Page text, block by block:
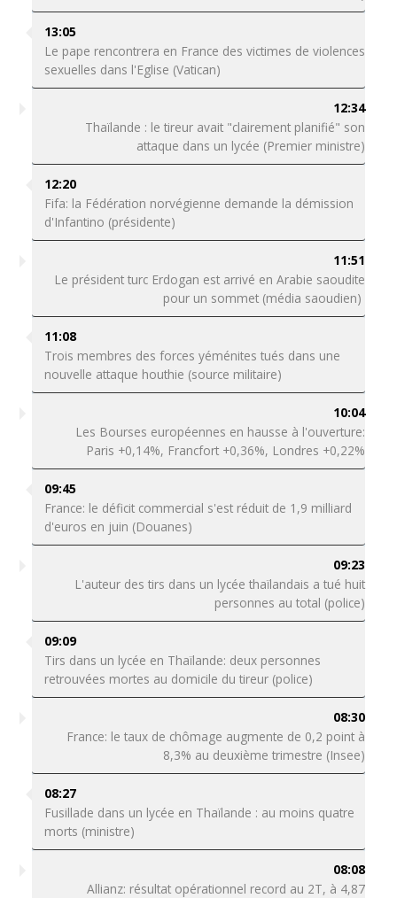
13:05
Le pape rencontrera en France des victimes de violences
sexuelles dans l'Eglise (Vatican)
12:34
Thaïlande : le tireur avait "clairement planifié" son
attaque dans un lycée (Premier ministre)
12:20
Fifa: la Fédération norvégienne demande la démission
d'Infantino (présidente)
11:51
Le président turc Erdogan est arrivé en Arabie saoudite
pour un sommet (média saoudien)
11:08
Trois membres des forces yéménites tués dans une
nouvelle attaque houthie (source militaire)
10:04
Les Bourses européennes en hausse à l'ouverture:
Paris +0,14%, Francfort +0,36%, Londres +0,22%
09:45
France: le déficit commercial s'est réduit de 1,9 milliard
d'euros en juin (Douanes)
09:23
L'auteur des tirs dans un lycée thaïlandais a tué huit
personnes au total (police)
09:09
Tirs dans un lycée en Thaïlande: deux personnes
retrouvées mortes au domicile du tireur (police)
08:30
France: le taux de chômage augmente de 0,2 point à
8,3% au deuxième trimestre (Insee)
08:27
Fusillade dans un lycée en Thaïlande : au moins quatre
morts (ministre)
08:08
Allianz: résultat opérationnel record au 2T, à 4,87